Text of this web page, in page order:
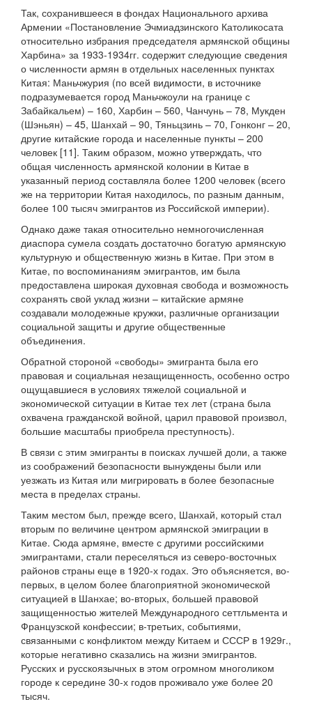
Так, сохранившееся в фондах Национального архива
Армении «Постановление Эчмиадзинского Католикосата
относительно избрания председателя армянской общины
Харбина» за 1933-1934гг. содержит следующие сведения
о численности армян в отдельных населенных пунктах
Китая: Маньчжурия (по всей видимости, в источнике
подразумевается город Маньчжоули на границе с
Забайкальем) – 160, Харбин – 560, Чанчунь – 78, Мукден
(Шэньян) – 45, Шанхай – 90, Тяньцзинь – 70, Гонконг – 20,
другие китайские города и населенные пункты – 200
человек [11]. Таким образом, можно утверждать, что
общая численность армянской колонии в Китае в
указанный период составляла более 1200 человек (всего
же на территории Китая находилось, по разным данным,
более 100 тысяч эмигрантов из Российской империи).
Однако даже такая относительно немногочисленная
диаспора сумела создать достаточно богатую армянскую
культурную и общественную жизнь в Китае. При этом в
Китае, по воспоминаниям эмигрантов, им была
предоставлена широкая духовная свобода и возможность
сохранять свой уклад жизни – китайские армяне
создавали молодежные кружки, различные организации
социальной защиты и другие общественные
объединения.
Обратной стороной «свободы» эмигранта была его
правовая и социальная незащищенность, особенно остро
ощущавшиеся в условиях тяжелой социальной и
экономической ситуации в Китае тех лет (страна была
охвачена гражданской войной, царил правовой произвол,
большие масштабы приобрела преступность).
В связи с этим эмигранты в поисках лучшей доли, а также
из соображений безопасности вынуждены были или
уезжать из Китая или мигрировать в более безопасные
места в пределах страны.
Таким местом был, прежде всего, Шанхай, который стал
вторым по величине центром армянской эмиграции в
Китае. Сюда армяне, вместе с другими российскими
эмигрантами, стали переселяться из северо-восточных
районов страны еще в 1920-х годах. Это объясняется, во-
первых, в целом более благоприятной экономической
ситуацией в Шанхае; во-вторых, большей правовой
защищенностью жителей Международного сеттльмента и
Французской конфессии; в-третьих, событиями,
связанными с конфликтом между Китаем и СССР в 1929г.,
которые негативно сказались на жизни эмигрантов.
Русских и русскоязычных в этом огромном многоликом
городе к середине 30-х годов проживало уже более 20
тысяч.